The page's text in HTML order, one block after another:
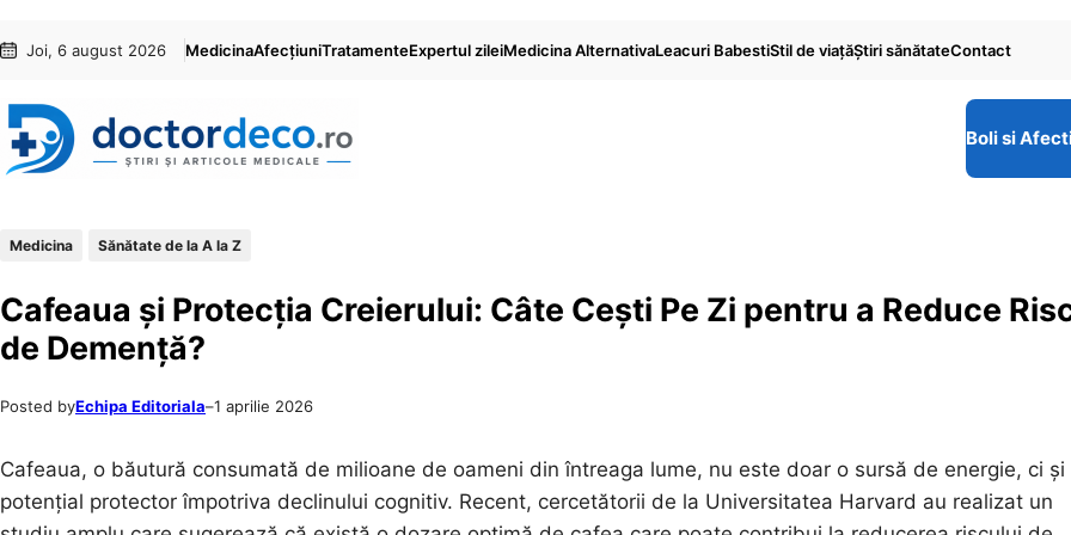
conținut
content
Joi, 6 august 2026 MedicinaAfecțiuniTratamenteExpertul zileiMedicina AlternativaLeacuri BabestiStil de viaţăŞtiri sănătateContact
Boli si
Medicina Sănătate de la A la Z
Cafeaua și Protecția Creierului: Câte Cești Pe Zi pentru a Reduce
de Demență?
Posted byEchipa Editoriala–1 aprilie 2026
Cafeaua, o băutură consumată de milioane de oameni din întreaga lume, nu este doar o sursă de energie, ci și
potențial protector împotriva declinului cognitiv. Recent, cercetătorii de la Universitatea Harvard au realizat un